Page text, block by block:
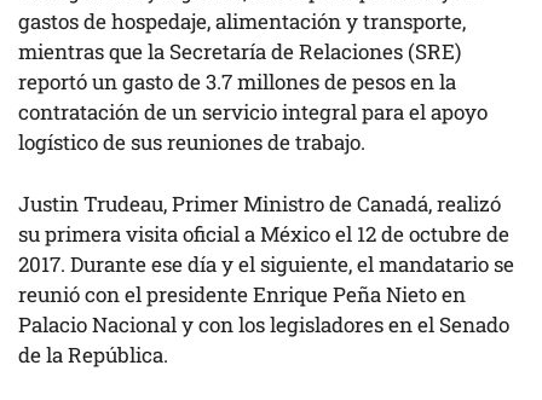
gastos de hospedaje, alimentación y transporte,
mientras que la Secretaría de Relaciones (SRE)
reportó un gasto de 3.7 millones de pesos en la
contratación de un servicio integral para el apoyo
logístico de sus reuniones de trabajo.
Justin Trudeau, Primer Ministro de Canadá, realizó
su primera visita oficial a México el 12 de octubre de
2017. Durante ese día y el siguiente, el mandatario se
reunió con el presidente Enrique Peña Nieto en
Palacio Nacional y con los legisladores en el Senado
de la República.